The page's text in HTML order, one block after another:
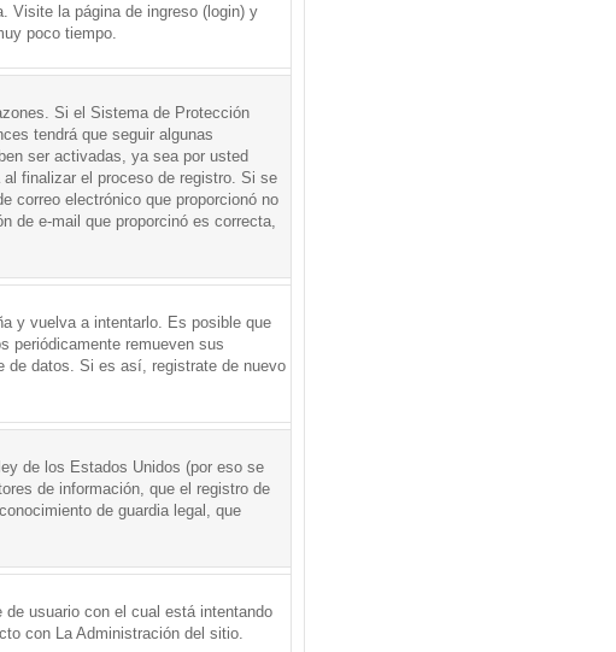
Visite la página de ingreso (login) y
poco tiempo.
Si el Sistema de Protección
tendrá que seguir algunas
ser activadas, ya sea por usted
finalizar el proceso de registro. Si se
correo electrónico que proporcionó no
de e-mail que proporcinó es correcta,
y vuelva a intentarlo. Es posible que
periódicamente remueven sus
de datos. Si es así, registrate de nuevo
de los Estados Unidos (por eso se
de información, que el registro de
de guardia legal, que
usuario con el cual está intentando
con La Administración del sitio.